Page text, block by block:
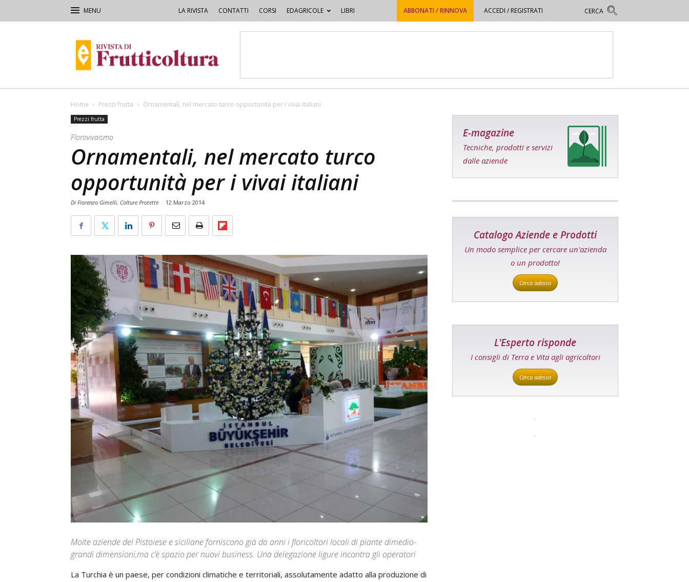
LA RIVISTA CONTATTI CORSI EDAGRICOLE LIBRI ABBONATI / RINNOVA ACCEDI / REGISTRATI
di
Frutticoltura
Home Prezzi frutta Ornamentali, nel mercato turco opportunità per i vivai italiani
Prezzi frutta
Florovivaismo
Ornamentali, nel mercato turco
opportunità per i vivai italiani
Di Fiorenzo Gimelli, Colture Protette - 12 Marzo 2014
Molte aziende del Pistoiese e siciliane forniscono già da anni i floricoltori locali di piante dimedio-
grandi dimensioni,ma c’è spazio per nuovi business. Una delegazione ligure incontra gli operatori
La Turchia è un paese, per condizioni climatiche e territoriali, assolutamente adatto alla produzione di
E-magazine
Tecniche, prodotti e servizi
dalle aziende
Catalogo Aziende e Prodotti
Un modo semplice per cercare un'azienda
o un prodotto!
Cerca adesso
L'Esperto risponde
I consigli di Terra e Vita agli agricoltori
Cerca adesso